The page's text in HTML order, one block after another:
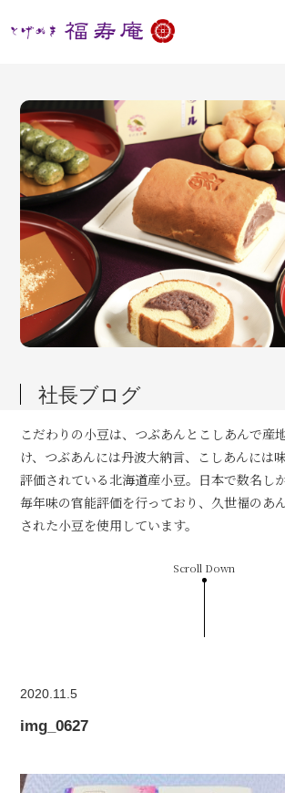
社長ブログ
こだわりの小豆は、つぶあんとこしあんで産
け、つぶあんには丹波大納言、こしあんには
評価されている北海道産小豆。日本で数名し
毎年味の官能評価を行っており、久世福のあ
された小豆を使用しています。
Scroll Down
2020.11.5
img_0627